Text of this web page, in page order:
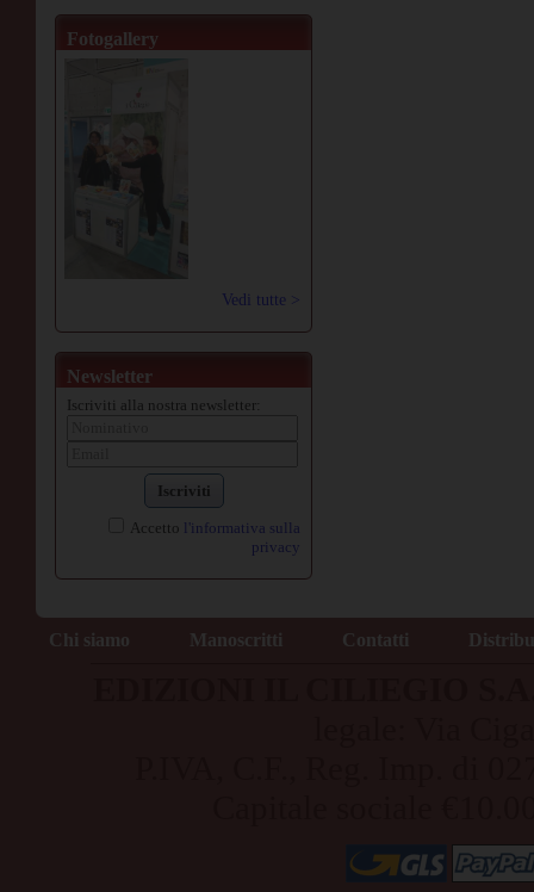
Fotogallery
Vedi tutte >
Newsletter
Iscriviti alla nostra newsletter:
Iscriviti
Accetto l'informativa sulla
privacy
Chi siamo Manoscritti Contatti